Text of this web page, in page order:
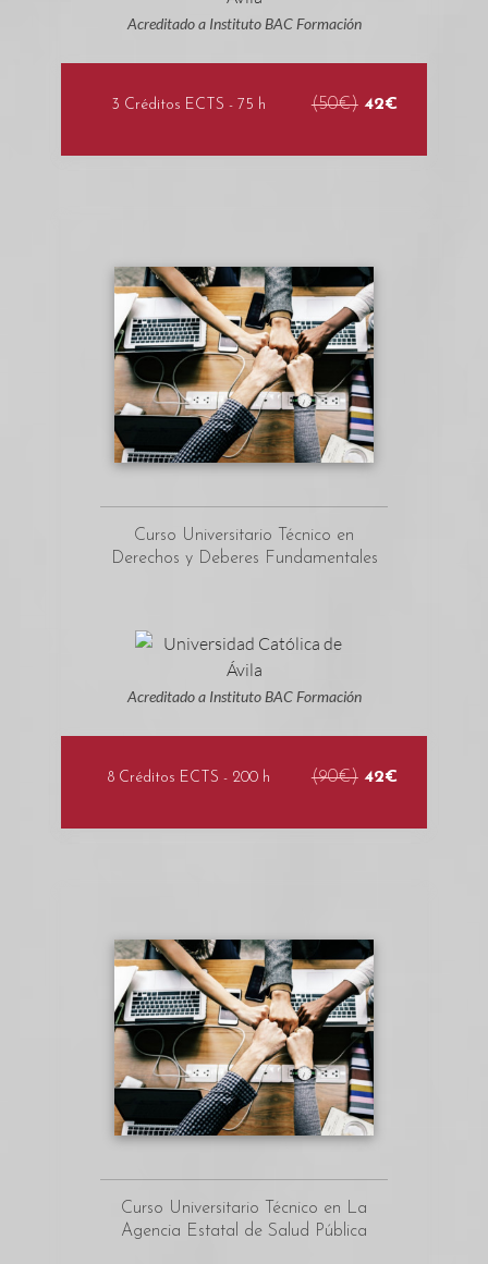
Acreditado a Instituto BAC Formación
3 Créditos ECTS - 75 h (50€) 42€
Curso Universitario Técnico en
Derechos y Deberes Fundamentales
Acreditado a Instituto BAC Formación
8 Créditos ECTS - 200 h (90€) 42€
Curso Universitario Técnico en La
Agencia Estatal de Salud Pública